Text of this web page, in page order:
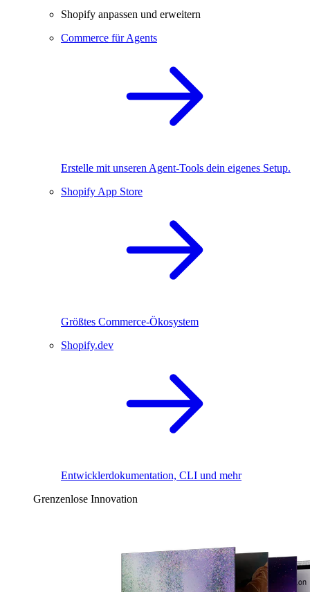
Shopify anpassen und erweitern
Commerce für Agents
Erstelle mit unseren Agent-Tools dein eigenes Setup.
Shopify App Store
Größtes Commerce-Ökosystem
Shopify.dev
Entwicklerdokumentation, CLI und mehr
Grenzenlose Innovation